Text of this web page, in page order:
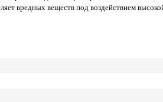
вредных веществ под воздействием